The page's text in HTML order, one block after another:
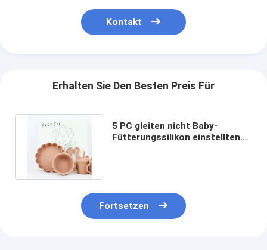
Kontakt
Erhalten Sie Den Besten Preis Für
5 PC gleiten nicht Baby-
Fütterungssilikon einstellten
Fortsetzen